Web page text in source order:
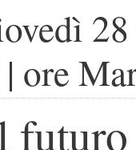
| ore